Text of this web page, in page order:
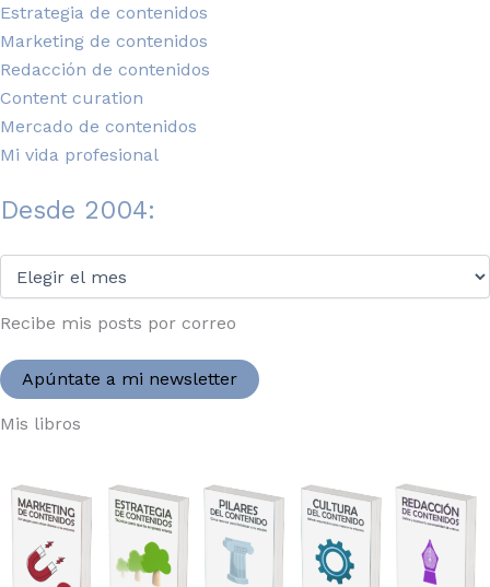
Estrategia de contenidos
Marketing de contenidos
Redacción de contenidos
Content curation
Mercado de contenidos
Mi vida profesional
Desde 2004:
2004:
Recibe mis posts por correo
Apúntate a mi newsletter
Mis libros